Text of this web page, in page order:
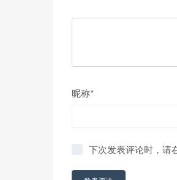
昵称*
下次发表评论时，